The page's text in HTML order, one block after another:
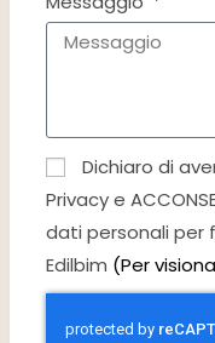
Dichiaro di
Privacy e
dati personali per
Edilbim (Per